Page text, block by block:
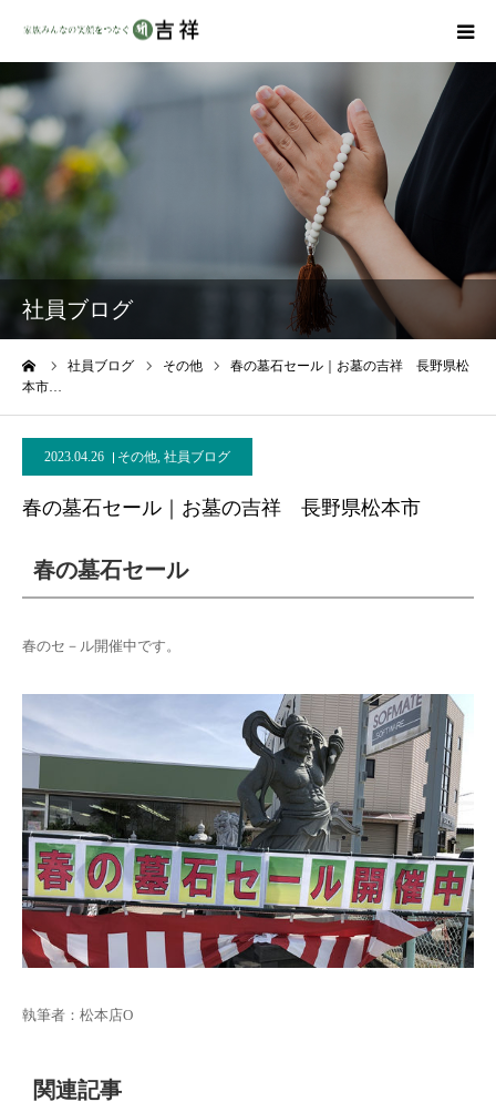
社員ブログ
社員ブログ その他
春の墓石セール｜お墓の吉祥 長野県松
本市…
2023.04.26 その他, 社員ブログ
春の墓石セール｜お墓の吉祥 長野県松本市
春の墓石セール
春のセ－ル開催中です。
執筆者：松本店O
関連記事
商品ラインナップ
墓地・霊園を探す
吉祥の特徴